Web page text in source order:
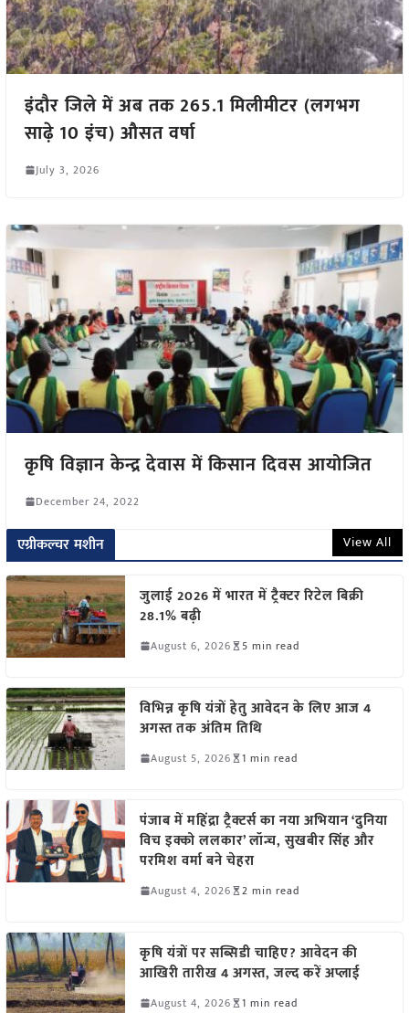
इंदौर जिले में अब तक 265.1 मिलीमीटर (लगभग
साढ़े 10 इंच) औसत वर्षा
July 3, 2026
कृषि विज्ञान केन्द्र देवास में किसान दिवस आयोजित
December 24, 2022
एग्रीकल्चर मशीन View All
जुलाई 2026 में भारत में ट्रैक्टर रिटेल बिक्री
28.1% बढ़ी
August 6, 2026 5 min read
विभिन्न कृषि यंत्रों हेतु आवेदन के लिए आज 4
अगस्त तक अंतिम तिथि
August 5, 2026 1 min read
पंजाब में महिंद्रा ट्रैक्टर्स का नया अभियान ‘दुनिया
विच इक्को ललकार’ लॉन्च, सुखबीर सिंह और
परमिश वर्मा बने चेहरा
August 4, 2026 2 min read
कृषि यंत्रों पर सब्सिडी चाहिए? आवेदन की
आखिरी तारीख 4 अगस्त, जल्द करें अप्लाई
August 4, 2026 1 min read